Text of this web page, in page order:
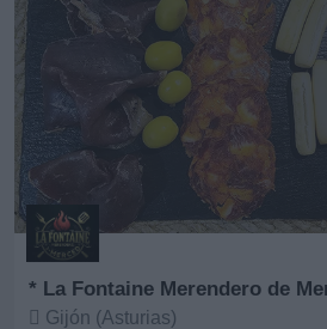
* La Fontaine Merendero de
Gijón (Asturias)